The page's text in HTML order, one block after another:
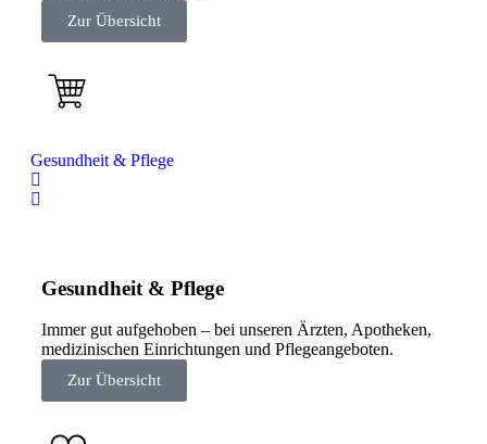
Zur Übersicht
Gesundheit & Pflege
Gesundheit & Pflege
Immer gut aufgehoben – bei unseren Ärzten, Apotheken,
medizinischen Einrichtungen und Pflegeangeboten.
Zur Übersicht